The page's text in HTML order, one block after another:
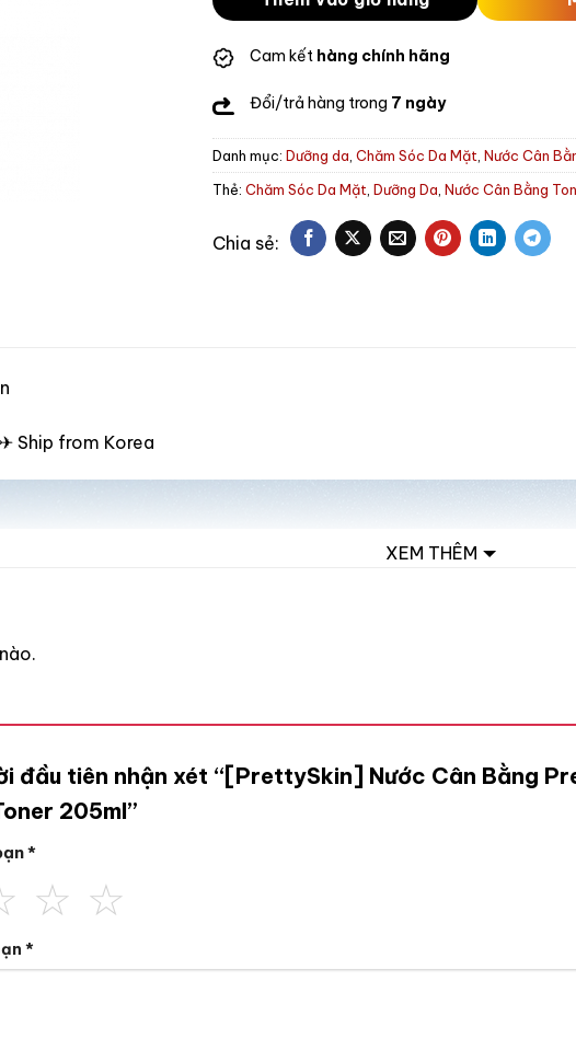
Cam kết hàng chính hãng
Đổi/trả hàng trong 7 ngày
Danh mục:Dưỡng da,Chăm Sóc Da Mặt,Nước Cân
Thẻ:Chăm Sóc Da Mặt,Dưỡng Da,Nước Cân Bằng
Ship from Korea
XEM THÊM
đầu tiên nhận xét “[PrettySkin] Nước Cân Bằng
205ml”
*
*